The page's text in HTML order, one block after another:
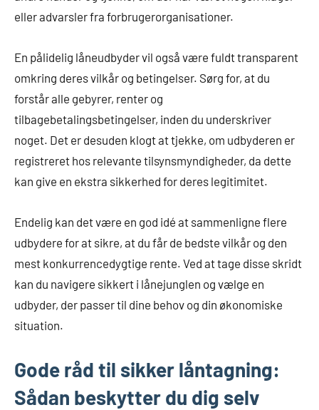
eller advarsler fra forbrugerorganisationer.
En pålidelig låneudbyder vil også være fuldt transparent
omkring deres vilkår og betingelser. Sørg for, at du
forstår alle gebyrer, renter og
tilbagebetalingsbetingelser, inden du underskriver
noget. Det er desuden klogt at tjekke, om udbyderen er
registreret hos relevante tilsynsmyndigheder, da dette
kan give en ekstra sikkerhed for deres legitimitet.
Endelig kan det være en god idé at sammenligne flere
udbydere for at sikre, at du får de bedste vilkår og den
mest konkurrencedygtige rente. Ved at tage disse skridt
kan du navigere sikkert i lånejunglen og vælge en
udbyder, der passer til dine behov og din økonomiske
situation.
Gode råd til sikker låntagning:
Sådan beskytter du dig selv